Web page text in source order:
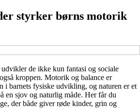
styrker børns motorik
de ikke kun fantasi og sociale
kroppen. Motorik og balance er
i barnets fysiske udvikling, og naturen er et
en sjov og naturlig måde. Her får du
der både giver røde kinder, grin og